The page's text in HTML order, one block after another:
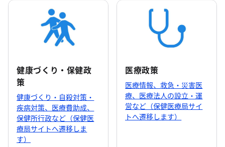
健康づくり・保健政
策
健康づくり・自殺対策・
疾病対策、医療費助成、
保健所行政など（保健医
療局サイトへ遷移しま
す）
医療政策
医療情報、救急・災害医
療、医療法人の設立・運
営など（保健医療局サイ
トへ遷移します）